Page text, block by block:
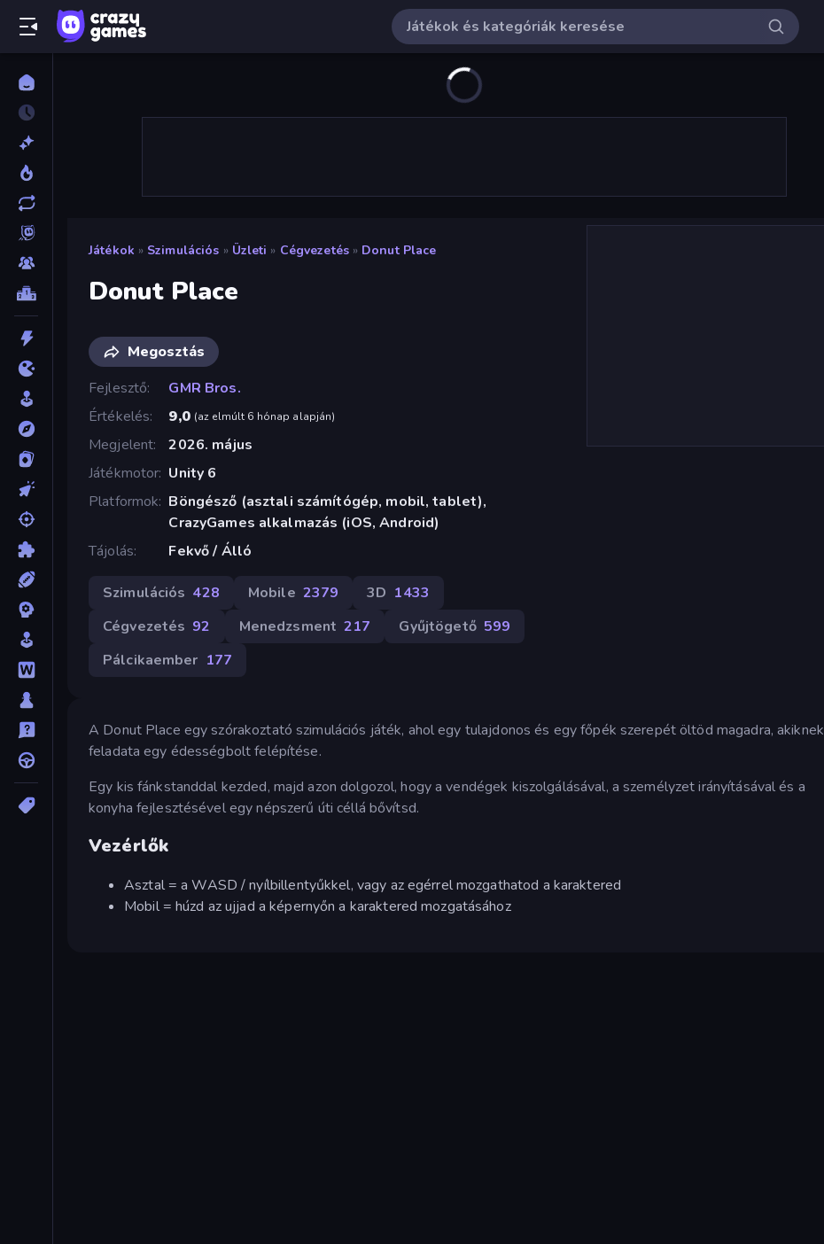
Játékok » Szimulációs » Üzleti » Cégvezetés » Donut Place
Donut Place
Megosztás
Fejlesztő
GMR Bros.
Értékelés
9,0 (az elmúlt 6 hónap alapján)
Megjelent
2026. május
Játékmotor Unity 6
Platformok Böngésző (asztali számítógép, mobil, tablet),
CrazyGames alkalmazás (iOS, Android)
Tájolás
Fekvő / Álló
Szimulációs 428 Mobile 2379 3D 1433
Cégvezetés 92 Menedzsment 217 Gyűjtögető 599
Pálcikaember 177
A Donut Place egy szórakoztató szimulációs játék, ahol egy tulajdonos és egy főpék szerepét öltöd magadra, akiknek
feladata egy édességbolt felépítése.
Egy kis fánkstanddal kezded, majd azon dolgozol, hogy a vendégek kiszolgálásával, a személyzet irányításával és a
konyha fejlesztésével egy népszerű úti céllá bővítsd.
Vezérlők
Asztal = a WASD / nyílbillentyűkkel, vagy az egérrel mozgathatod a karaktered
Mobil = húzd az ujjad a képernyőn a karaktered mozgatásához